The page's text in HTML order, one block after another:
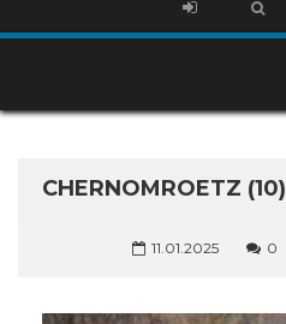
CHERNOMROETZ (10)
11.01.2025 0